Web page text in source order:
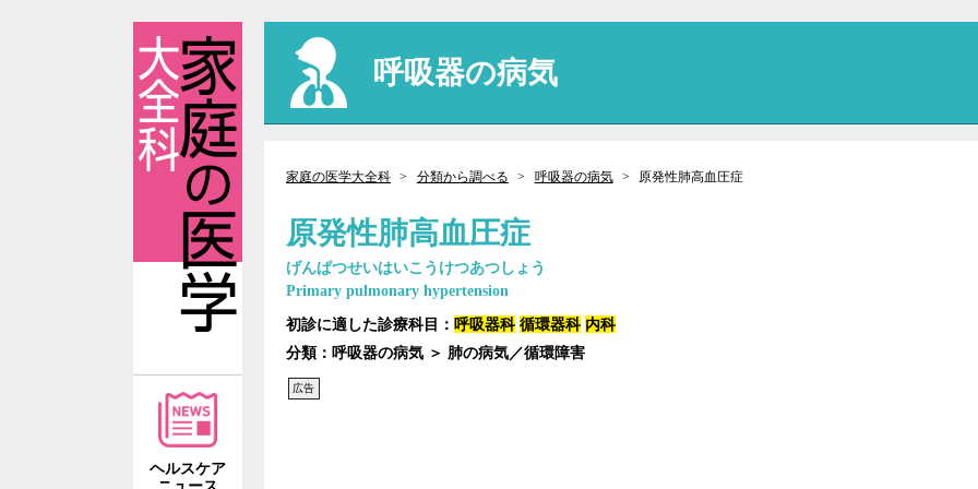
ヘルスケア
呼吸器の病気
家庭の医学大全科 分類から調べる 呼吸器の病気 原発性肺高血圧症
原発性肺高血圧症
げんぱつせいはいこうけつあつしょう
Primary pulmonary hypertension
初診に適した診療科目： 呼吸器科 循環器科 内科
分類：呼吸器の病気 ＞ 肺の病気／循環障害
広告